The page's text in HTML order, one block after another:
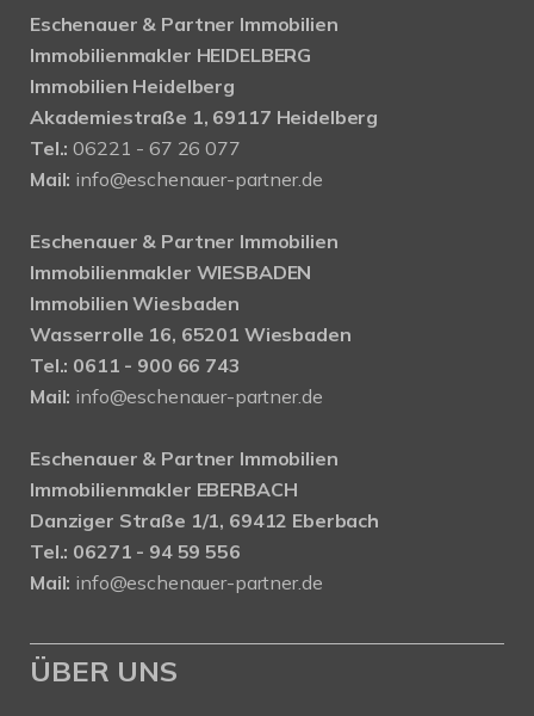
Eschenauer & Partner Immobilien
Immobilienmakler HEIDELBERG
Immobilien Heidelberg
Akademiestraße 1, 69117 Heidelberg
Tel.:06221 - 67 26 077
Mail: info@eschenauer-partner.de
Eschenauer & Partner Immobilien
Immobilienmakler WIESBADEN
Immobilien Wiesbaden
Wasserrolle 16, 65201 Wiesbaden
Tel.: 0611 - 900 66 743
Mail: info@eschenauer-partner.de
Eschenauer & Partner Immobilien
Immobilienmakler EBERBACH
Danziger Straße 1/1, 69412 Eberbach
Tel.: 06271 - 94 59 556
Mail: info@eschenauer-partner.de
ÜBER UNS